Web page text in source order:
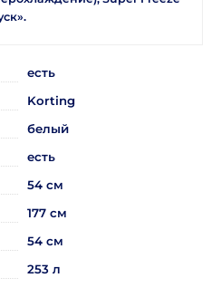
есть
Korting
белый
есть
54 см
177 см
54 см
253 л